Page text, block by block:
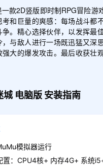
款2D竖版即时制RPG冒险游
和巨量的爽感：每场战斗都
争。精心选择伙伴，以发挥最
，与敌人进行一场既迅猛又深
强大的爆发攻击。最后收获壮
城 电脑版 安装指南
模拟器运行
置：CPU4核+ 内存4G+ 系统